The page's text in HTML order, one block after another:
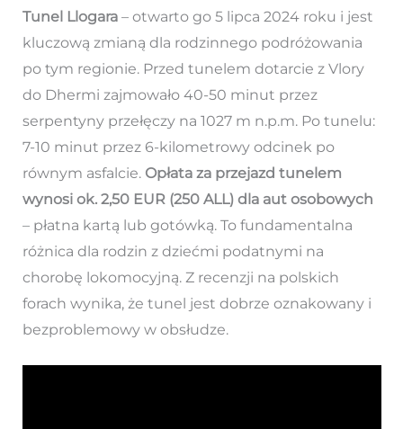
Tunel Llogara– otwarto go 5 lipca 2024 roku i jest
kluczową zmianą dla rodzinnego podróżowania
po tym regionie. Przed tunelem dotarcie z Vlory
do Dhermi zajmowało 40-50 minut przez
serpentyny przełęczy na 1027 m n.p.m. Po tunelu:
7-10 minut przez 6-kilometrowy odcinek po
równym asfalcie. Opłata za przejazd tunelem
wynosi ok. 2,50 EUR (250 ALL) dla aut osobowych
– płatna kartą lub gotówką. To fundamentalna
różnica dla rodzin z dziećmi podatnymi na
chorobę lokomocyjną. Z recenzji na polskich
forach wynika, że tunel jest dobrze oznakowany i
bezproblemowy w obsłudze.